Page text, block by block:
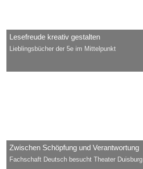
Lesefreude kreativ gestalten
Lieblingsbücher der 5e im Mittelpunkt
Zwischen Schöpfung und Verantwortung
Fachschaft Deutsch besucht Theater Duisburg